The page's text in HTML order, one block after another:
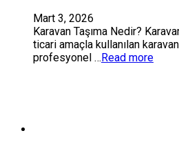
Mart 3, 2026
Karavan Taşıma Nedir?
ticari amaçla kullanılan
profesyonel …Read more